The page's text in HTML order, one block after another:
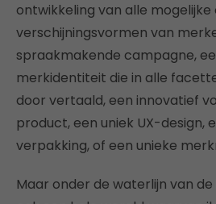
ontwikkeling van alle
verschijningsvormen van
spraakmakende campagne,
merkidentiteit die in alle
door vertaald, een innovatief
product, een uniek UX-design,
verpakking, of een unieke
Maar onder de waterlijn van